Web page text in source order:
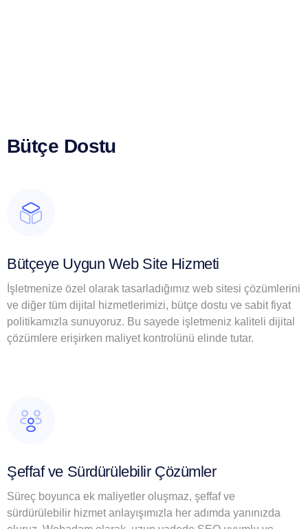
Bütçe Dostu
Bütçeye Uygun Web Site Hizmeti
İşletmenize özel olarak tasarladığımız web sitesi çözümlerini
ve diğer tüm dijital hizmetlerimizi, bütçe dostu ve sabit fiyat
politikamızla sunuyoruz. Bu sayede işletmeniz kaliteli dijital
çözümlere erişirken maliyet kontrolünü elinde tutar.
Şeffaf ve Sürdürülebilir Çözümler
Süreç boyunca ek maliyetler oluşmaz, şeffaf ve
sürdürülebilir hizmet anlayışımızla her adımda yanınızda